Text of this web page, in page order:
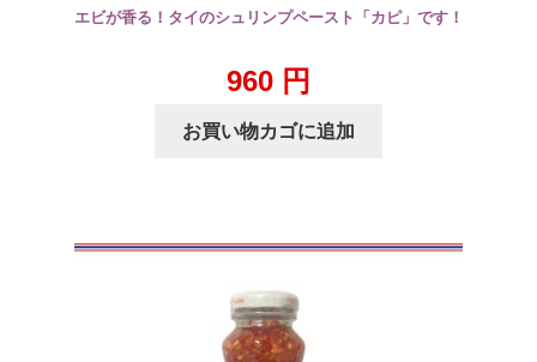
エビが香る！タイのシュリンプペースト「カピ」です！
960 円
お買い物カゴに追加